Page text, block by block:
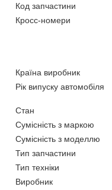
Код запчастини
Кросс-номери
Країна виробник
Рік випуску автомобіля
Стан
Сумісність з маркою
Сумісність з моделлю
Тип запчастини
Тип техніки
Виробник